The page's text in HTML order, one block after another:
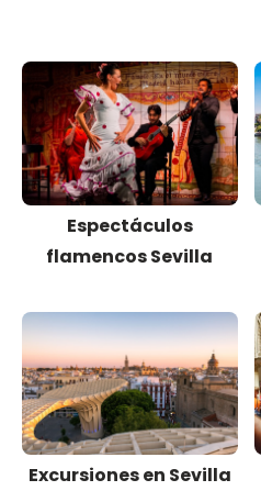
Espectáculos
flamencos Sevilla
Excursiones en Sevilla